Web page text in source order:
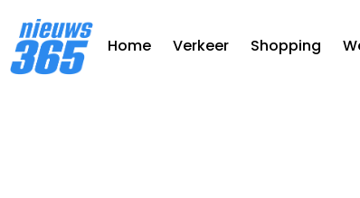
Home Verkeer Shopping